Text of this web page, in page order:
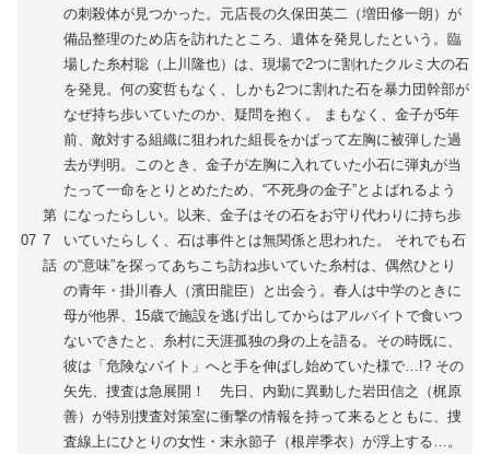
07
第
7
話
の刺殺体が見つかった。元店長の久保田英二（増田修一朗）が
備品整理のため店を訪れたところ、遺体を発見したという。臨
場した糸村聡（上川隆也）は、現場で2つに割れたクルミ大の石
を発見。何の変哲もなく、しかも2つに割れた石を暴力団幹部が
なぜ持ち歩いていたのか、疑問を抱く。 まもなく、金子が5年
前、敵対する組織に狙われた組長をかばって左胸に被弾した過
去が判明。このとき、金子が左胸に入れていた小石に弾丸が当
たって一命をとりとめたため、“不死身の金子”とよばれるよう
になったらしい。以来、金子はその石をお守り代わりに持ち歩
いていたらしく、石は事件とは無関係と思われた。 それでも石
の“意味”を探ってあちこち訪ね歩いていた糸村は、偶然ひとり
の青年・掛川春人（濱田龍臣）と出会う。春人は中学のときに
母が他界、15歳で施設を逃げ出してからはアルバイトで食いつ
ないできたと、糸村に天涯孤独の身の上を語る。その時既に、
彼は「危険なバイト」へと手を伸ばし始めていた様で…!? その
矢先、捜査は急展開！ 先日、内勤に異動した岩田信之（梶原
善）が特別捜査対策室に衝撃の情報を持って来るとともに、捜
査線上にひとりの女性・末永節子（根岸季衣）が浮上する…。